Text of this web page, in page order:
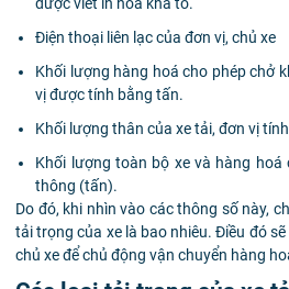
Điện thoại liên lạc của đơn vị, chủ xe
Khối lượng hàng hoá cho phép chở
vị được tính bằng tấn.
Khối lượng thân của xe tải, đơn vị
Khối lượng toàn bộ xe và hàng
thông (tấn).
Do đó, khi nhìn vào các thông số này,
tải trọng của xe là bao nhiêu. Điều đó
chủ xe để chủ động vận chuyển hàng